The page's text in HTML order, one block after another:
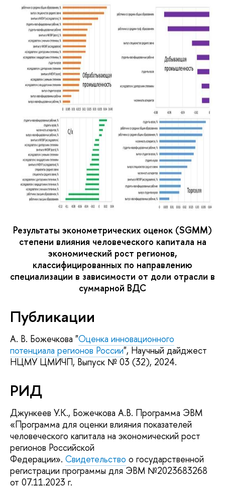
Результаты эконометрических оценок (SGMM)
степени влияния человеческого капитала на
экономический рост регионов,
классифицированных по направлению
специализации в зависимости от доли отрасли в
суммарной ВДС
Публикации
А. В. Божечкова "Оценка инновационного
потенциала регионов России", Научный дайджест
НЦМУ ЦМИЧП, Выпуск № 03 (32), 2024.
РИД
Джункеев У.К., Божечкова А.В. Программа ЭВМ
«Программа для оценки влияния показателей
человеческого капитала на экономический рост
регионов Российской
Федерации». Свидетельство о государственной
регистрации программы для ЭВМ №2023683268
от 07.11.2023 г.